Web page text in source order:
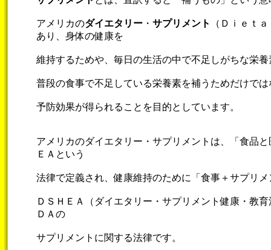
アメリカのダイエタリー ・ サプリメント
（Ｄｉｅｔ
あり、身体の健康を
維持するためや、毎日の生活の中で不足しがちな栄
普段の食事で不足している栄養素を補うためだけで
予防効果が得られることを目的としています。
アメリカのダイエタリー・サプリメントは、「食品
ＥＡという
法律で定義され、健康維持のために「食事＋サプリ
ＤＳＨＥＡ（ダイエタリー・サプリメント健康・教
ＤＡの
サプリメントに関する法律です。